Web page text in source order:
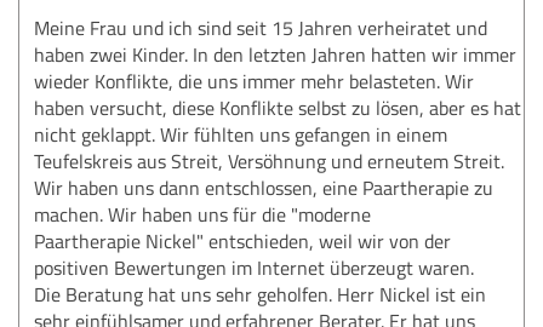
Meine Frau und ich sind seit 15 Jahren verheiratet und
haben zwei Kinder. In den letzten Jahren hatten wir immer
wieder Konflikte, die uns immer mehr belasteten. Wir
haben versucht, diese Konflikte selbst zu lösen, aber es hat
nicht geklappt. Wir fühlten uns gefangen in einem
Teufelskreis aus Streit, Versöhnung und erneutem Streit.
Wir haben uns dann entschlossen, eine Paartherapie zu
machen. Wir haben uns für die "moderne
Paartherapie Nickel" entschieden, weil wir von der
positiven Bewertungen im Internet überzeugt waren.
Die Beratung hat uns sehr geholfen. Herr Nickel ist ein
sehr einfühlsamer und erfahrener Berater. Er hat uns